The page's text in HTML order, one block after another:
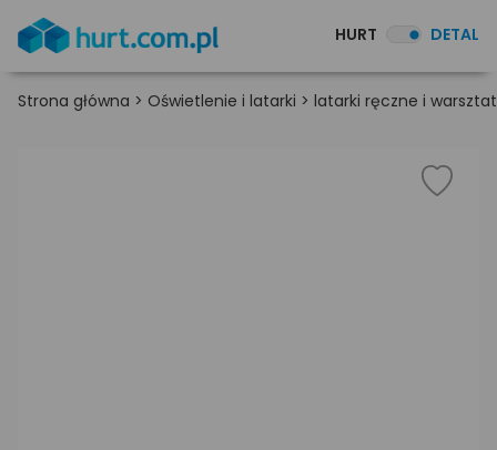
HURT DETAL
Strona główna > Oświetlenie i latarki > latarki ręczne i